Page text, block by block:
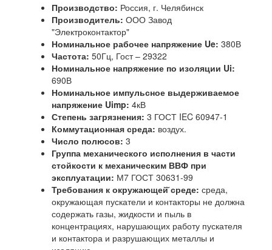
Производство: Россия, г. Челябинск
Производитель: ООО Завод
"Электроконтактор"
Номинальное рабочее напряжение Ue: 380В
Частота: 50Гц, Гост – 29322
Номинальное напряжение по изоляции Ui:
690В
Номинальное импульсное выдерживаемое
напряжение Uimp: 4кВ
Степень загрязнения: 3 ГОСТ IEC 60947-1
Коммутационная среда: воздух.
Число полюсов: 3
Группа механического исполнения в части
стойкости к механическим ВВФ при
эксплуатации: М7 ГОСТ 30631-99
Требования к окружающей̆ среде: среда,
окружающая пускатели и контакторы не должна
содержать газы, жидкости и пыль в
концентрациях, нарушающих работу пускателя
и контактора и разрушающих металлы и